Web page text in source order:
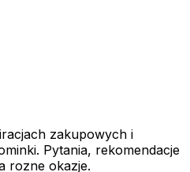
zakupowych i
Pytania, rekomendacje
rozne okazje.